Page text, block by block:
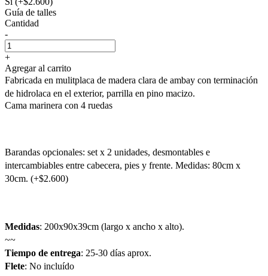
Guía de talles
Cantidad
-
+
Agregar al carrito
Fabricada en mulitplaca de madera clara de ambay con terminación
de hidrolaca en el exterior, parrilla en pino macizo.
Cama marinera con 4 ruedas
Barandas opcionales: set x 2 unidades, desmontables e
intercambiables entre cabecera, pies y frente. Medidas: 80cm x
30cm. (+$2.600)
Medidas: 200x90x39cm (largo x ancho x alto).
~~
Tiempo de entrega: 25-30 días aprox.
Flete: No incluído